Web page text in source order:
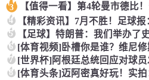
3
4
5 【足球】特朗普：我们举办了
6
7
8